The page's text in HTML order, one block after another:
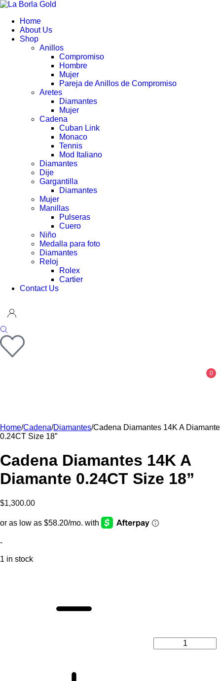
Home
About Us
Shop
Anillos
Compromiso
Hombre
Mujer
Pareja de Anillos de Compromiso
Aretes
Diamantes
Mujer
Cadena
Cuban Link
Monaco
Tennis
Mod Italiano
Diamantes
Dije
Gargantilla
Diamantes
Mujer
Manillas
Pulseras
Cuero
Niño
Medalla para foto
Diamantes
Reloj
Rolex
Cartier
Contact Us
0
Home/Cadena/Diamantes/Cadena Diamantes 14K A Diamante
0.24CT Size 18”
Cadena Diamantes 14K A
Diamante 0.24CT Size 18”
$1,300.00
-
1 in stock